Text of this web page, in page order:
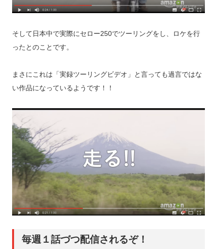
そして日本中で実際にセロー250でツーリングをし、ロケを行
ったとのことです。
まさにこれは「実録ツーリングビデオ」と言っても過言ではな
い作品になっているようです！！
毎週１話づつ配信されるぞ！